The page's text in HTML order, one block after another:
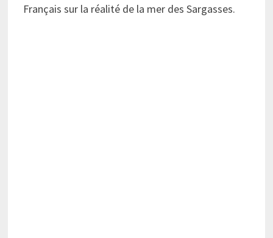
Français sur la réalité de la mer des Sargasses.